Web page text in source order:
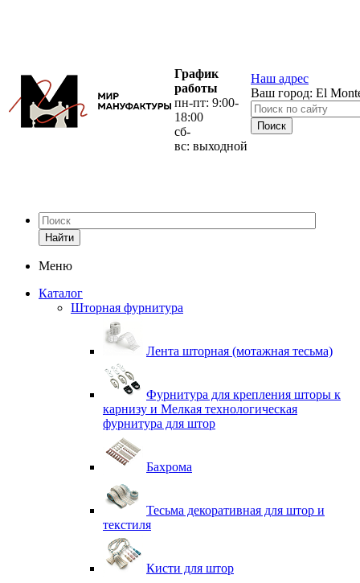
График
работы
пн-пт: 9:00-
18:00
сб-
вс: выходной
Наш адрес
Ваш город: El
Найти
Меню
Каталог
Шторная фурнитура
Лента шторная (мотажная тесьма)
Фурнитура для крепления шторы к
карнизу и Мелкая технологическая
фурнитура для штор
Бахрома
Тесьма декоративная для штор и
текстиля
Кисти для штор